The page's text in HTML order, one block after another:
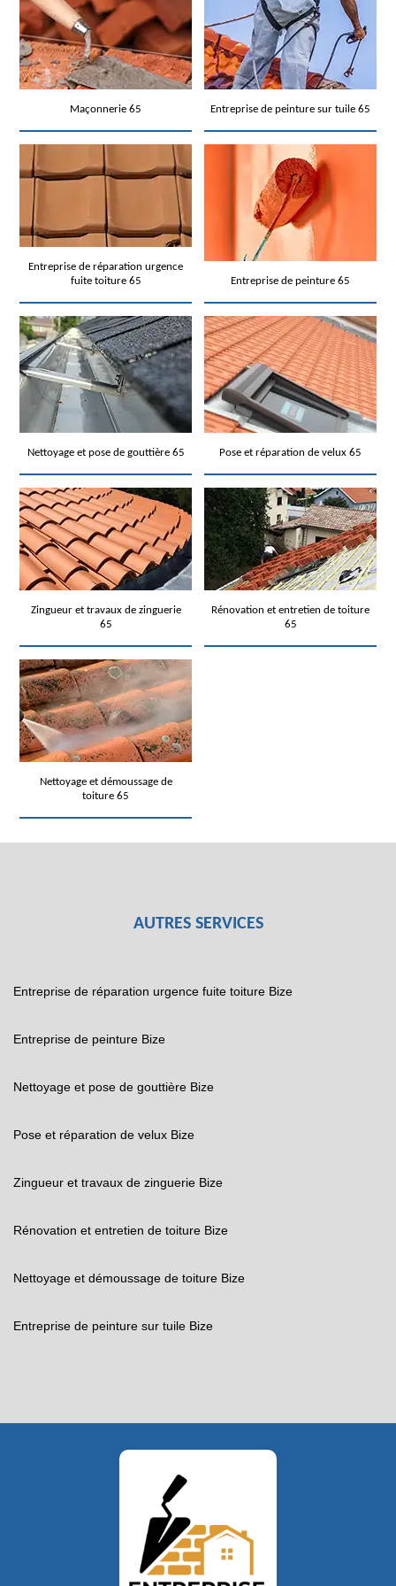
Maçonnerie 65 Entreprise de peinture sur tuile 65
Entreprise de réparation urgence
fuite toiture 65
Entreprise de peinture 65
Nettoyage et pose de gouttière 65 Pose et réparation de velux 65
Zingueur et travaux de zinguerie
65
Rénovation et entretien de toiture
65
Nettoyage et démoussage de
toiture 65
AUTRES SERVICES
Entreprise de réparation urgence fuite toiture Bize
Entreprise de peinture Bize
Nettoyage et pose de gouttière Bize
Pose et réparation de velux Bize
Zingueur et travaux de zinguerie Bize
Rénovation et entretien de toiture Bize
Nettoyage et démoussage de toiture Bize
Entreprise de peinture sur tuile Bize